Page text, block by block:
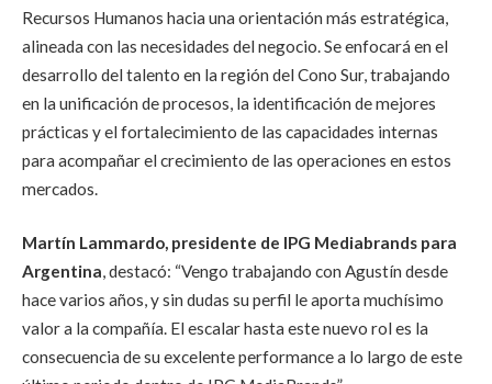
Recursos Humanos hacia una orientación más estratégica,
alineada con las necesidades del negocio. Se enfocará en el
desarrollo del talento en la región del Cono Sur, trabajando
en la unificación de procesos, la identificación de mejores
prácticas y el fortalecimiento de las capacidades internas
para acompañar el crecimiento de las operaciones en estos
mercados.
Martín Lammardo, presidente de IPG Mediabrands para
Argentina, destacó: “Vengo trabajando con Agustín desde
hace varios años, y sin dudas su perfil le aporta muchísimo
valor a la compañía. El escalar hasta este nuevo rol es la
consecuencia de su excelente performance a lo largo de este